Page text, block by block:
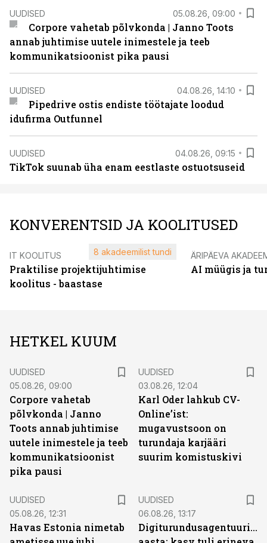
UUDISED 05.08.26, 09:00
Corpore vahetab põlvkonda | Janno Toots
annab juhtimise uutele inimestele ja teeb
kommunikatsioonist pika pausi
UUDISED 04.08.26, 14:10
Pipedrive ostis endiste töötajate loodud
idufirma Outfunnel
UUDISED 04.08.26, 09:15
TikTok suunab üha enam eestlaste ostuotsuseid
KONVERENTSID JA KOOLITUSED
IT KOOLITUS
Praktilise projektijuhtimise
koolitus - baastase
8 akadeemilist tundi ÄRIPÄEVA
AI müügis ja
HETKEL KUUM
UUDISED
05.08.26, 09:00
Corpore vahetab
põlvkonda | Janno
Toots annab juhtimise
uutele inimestele ja teeb
kommunikatsioonist
pika pausi
UUDISED
03.08.26, 12:04
Karl Oder lahkub CV-
Online’ist:
mugavustsoon on
turundaja karjääri
suurim komistuskivi
UUDISED
05.08.26, 12:31
Havas Estonia nimetab
UUDISED
06.08.26, 13:17
Digiturundusagentuuride